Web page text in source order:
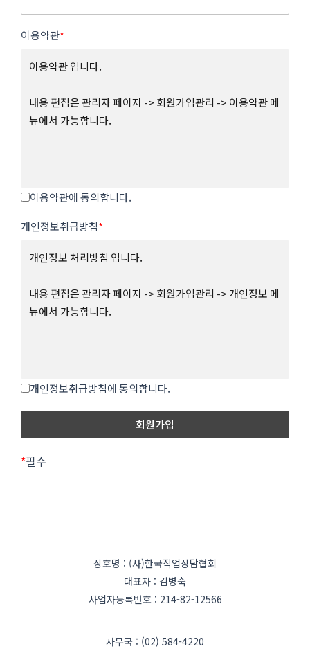
이용약관*
이용약관 입니다.
내용 편집은 관리자 페이지 -> 회원가입관리 -> 이용약관 메
뉴에서 가능합니다.
이용약관에 동의합니다.
개인정보취급방침*
개인정보 처리방침 입니다.
내용 편집은 관리자 페이지 -> 회원가입관리 -> 개인정보 메
뉴에서 가능합니다.
개인정보취급방침에 동의합니다.
*필수
상호명 : (사)한국직업상담협회
대표자 : 김병숙
사업자등록번호 : 214-82-12566
사무국 : (02) 584-4220